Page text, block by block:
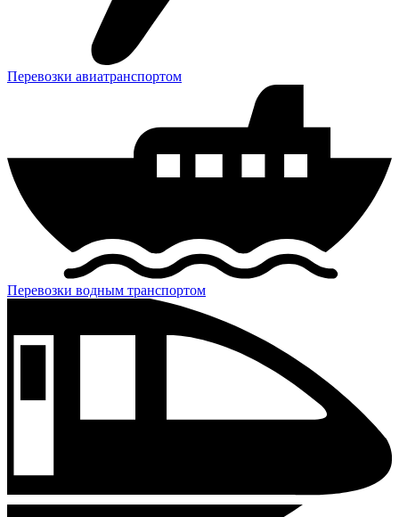
Перевозки авиатранспортом
Перевозки водным транспортом